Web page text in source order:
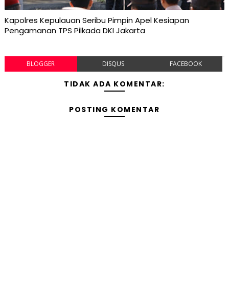
Kapolres Kepulauan Seribu Pimpin Apel Kesiapan
Pengamanan TPS Pilkada DKI Jakarta
BLOGGER DISQUS FACEBOOK
TIDAK ADA KOMENTAR:
POSTING KOMENTAR